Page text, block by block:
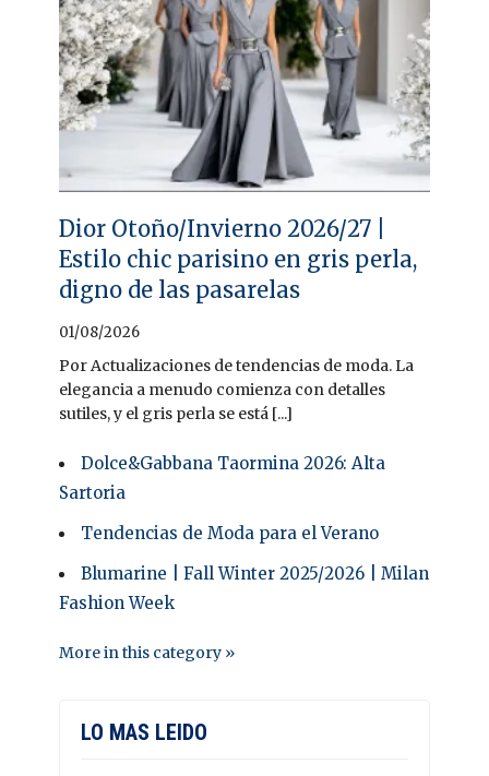
Dior Otoño/Invierno 2026/27 |
Estilo chic parisino en gris perla,
digno de las pasarelas
01/08/2026
Por Actualizaciones de tendencias de moda. La
elegancia a menudo comienza con detalles
sutiles, y el gris perla se está [...]
Dolce&Gabbana Taormina 2026: Alta
Sartoria
Tendencias de Moda para el Verano
Blumarine | Fall Winter 2025/2026 | Milan
Fashion Week
More in this category »
LO MAS LEIDO